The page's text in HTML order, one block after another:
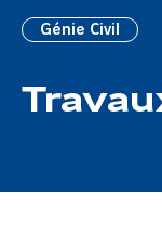
Génie Civil